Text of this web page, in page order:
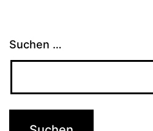
Suchen …